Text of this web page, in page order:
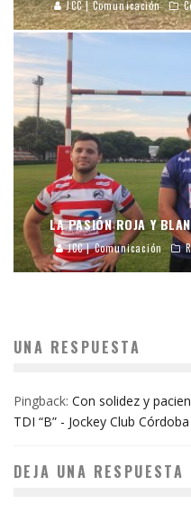
JCC | Comunicación
LA PASIÓN ROJA Y
JCC | Comunicación
UNA RESPUESTA
Pingback: Con solidez y
TDI “B” - Jockey Club Córdoba
DEJA UNA RESPUESTA